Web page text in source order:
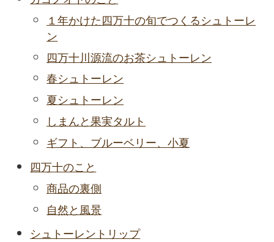
１年かけた四万十の旬でつくるシュトーレ
ン
四万十川源流のお茶シュトーレン
春シュトーレン
夏シュトーレン
しまんと果実タルト
ギフト、ブルーベリー、小夏
四万十のこと
商品の裏側
自然と風景
シュトーレントリップ